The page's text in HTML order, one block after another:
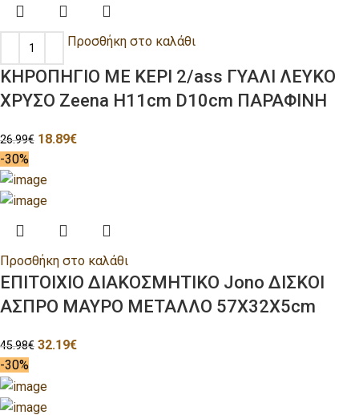
Προσθήκη στο καλάθι
ΚΗΡΟΠΗΓΙΟ ΜΕ ΚΕΡΙ 2/ass ΓΥΑΛΙ ΛΕΥΚΟ
ΧΡΥΣΟ Zeena H11cm D10cm ΠΑΡΑΦΙΝΗ
26.99€ 18.89€
-30%
Προσθήκη στο καλάθι
ΕΠΙΤΟΙΧΙΟ ΔΙΑΚΟΣΜΗΤΙΚΟ Jono ΔΙΣΚΟΙ
ΑΣΠΡΟ ΜΑΥΡΟ ΜΕΤΑΛΛΟ 57Χ32Χ5cm
45.98€ 32.19€
-30%